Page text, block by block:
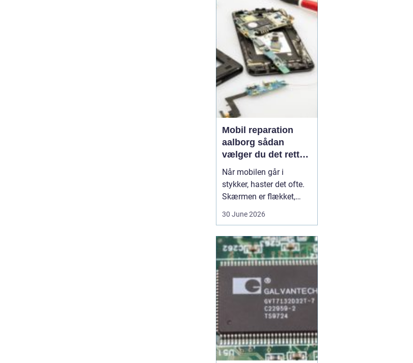
erhvervsbygninger til at
fremstå velholdte og
giver et bedre indeklima.
Flere boligejere og
virksomheder vælger
derfor at bruge en
professionel01 July
2026
Mobil reparation
aalborg sådan
vælger du det rette
værksted
Når mobilen går i
stykker, haster det ofte.
Skærmen er flækket,
Aalborg er der flere
værksteder at vælge
imellem, og det kan være
svært at gennemskue,
hvem der faktisk leverer
30 June 2026